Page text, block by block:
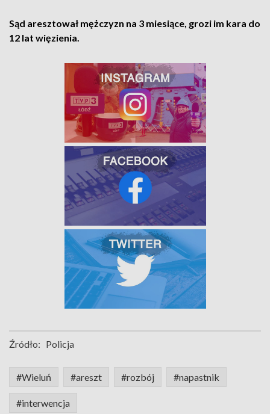
Sąd aresztował mężczyzn na 3 miesiące, grozi im kara do
12 lat więzienia.
Źródło: Policja
#Wieluń #areszt #rozbój #napastnik
#interwencja